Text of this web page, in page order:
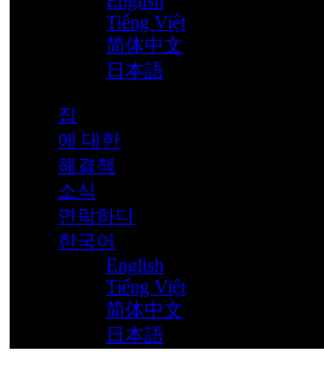
Tiếng Việt
简体中文
日本語
집
에 대한
해결책
소식
연락하다
한국어
English
Tiếng Việt
简体中文
日本語